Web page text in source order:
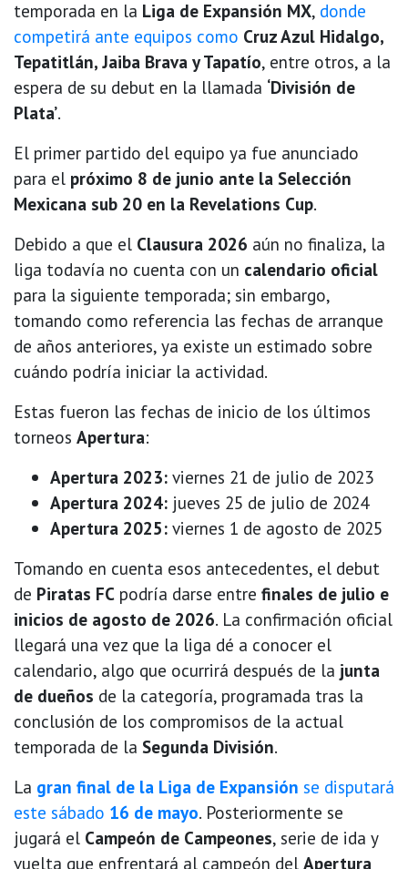
temporada en la Liga de Expansión MX, donde
competirá ante equipos como Cruz Azul Hidalgo,
Tepatitlán, Jaiba Brava y Tapatío, entre otros, a la
espera de su debut en la llamada ‘División de
Plata’.
El primer partido del equipo ya fue anunciado
para el próximo 8 de junio ante la Selección
Mexicana sub 20 en la Revelations Cup.
Debido a que el Clausura 2026 aún no finaliza, la
liga todavía no cuenta con un calendario oficial
para la siguiente temporada; sin embargo,
tomando como referencia las fechas de arranque
de años anteriores, ya existe un estimado sobre
cuándo podría iniciar la actividad.
Estas fueron las fechas de inicio de los últimos
torneos Apertura:
Apertura 2023: viernes 21 de julio de 2023
Apertura 2024: jueves 25 de julio de 2024
Apertura 2025: viernes 1 de agosto de 2025
Tomando en cuenta esos antecedentes, el debut
de Piratas FC podría darse entre finales de julio e
inicios de agosto de 2026. La confirmación oficial
llegará una vez que la liga dé a conocer el
calendario, algo que ocurrirá después de la junta
de dueños de la categoría, programada tras la
conclusión de los compromisos de la actual
temporada de la Segunda División.
La gran final de la Liga de Expansión se disputará
este sábado 16 de mayo. Posteriormente se
jugará el Campeón de Campeones, serie de ida y
vuelta que enfrentará al campeón del Apertura